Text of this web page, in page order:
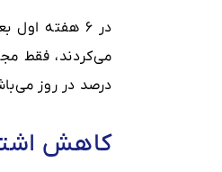
در ۶ هفته
درصد در روز
کاهش